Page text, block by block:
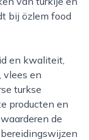
bij özlem food
vlees en
turkse
producten en
de